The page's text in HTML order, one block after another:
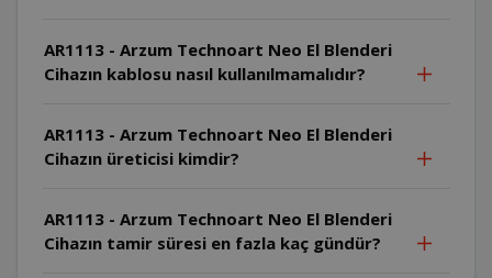
AR1113 - Arzum Technoart Neo El Blenderi
Cihazın kablosu nasıl kullanılmamalıdır?
AR1113 - Arzum Technoart Neo El Blenderi
Cihazın üreticisi kimdir?
AR1113 - Arzum Technoart Neo El Blenderi
Cihazın tamir süresi en fazla kaç gündür?